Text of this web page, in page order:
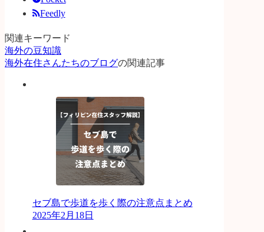
Feedly
関連キーワード
海外の豆知識
海外在住さんたちのブログの関連記事
セブ島で歩道を歩く際の注意点まとめ
2025年2月18日